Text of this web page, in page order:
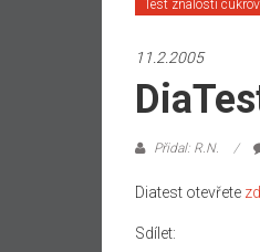
Test znalostí
11.2.2005
Přidal: R.N.
Diatest otevřete
Sdílet: